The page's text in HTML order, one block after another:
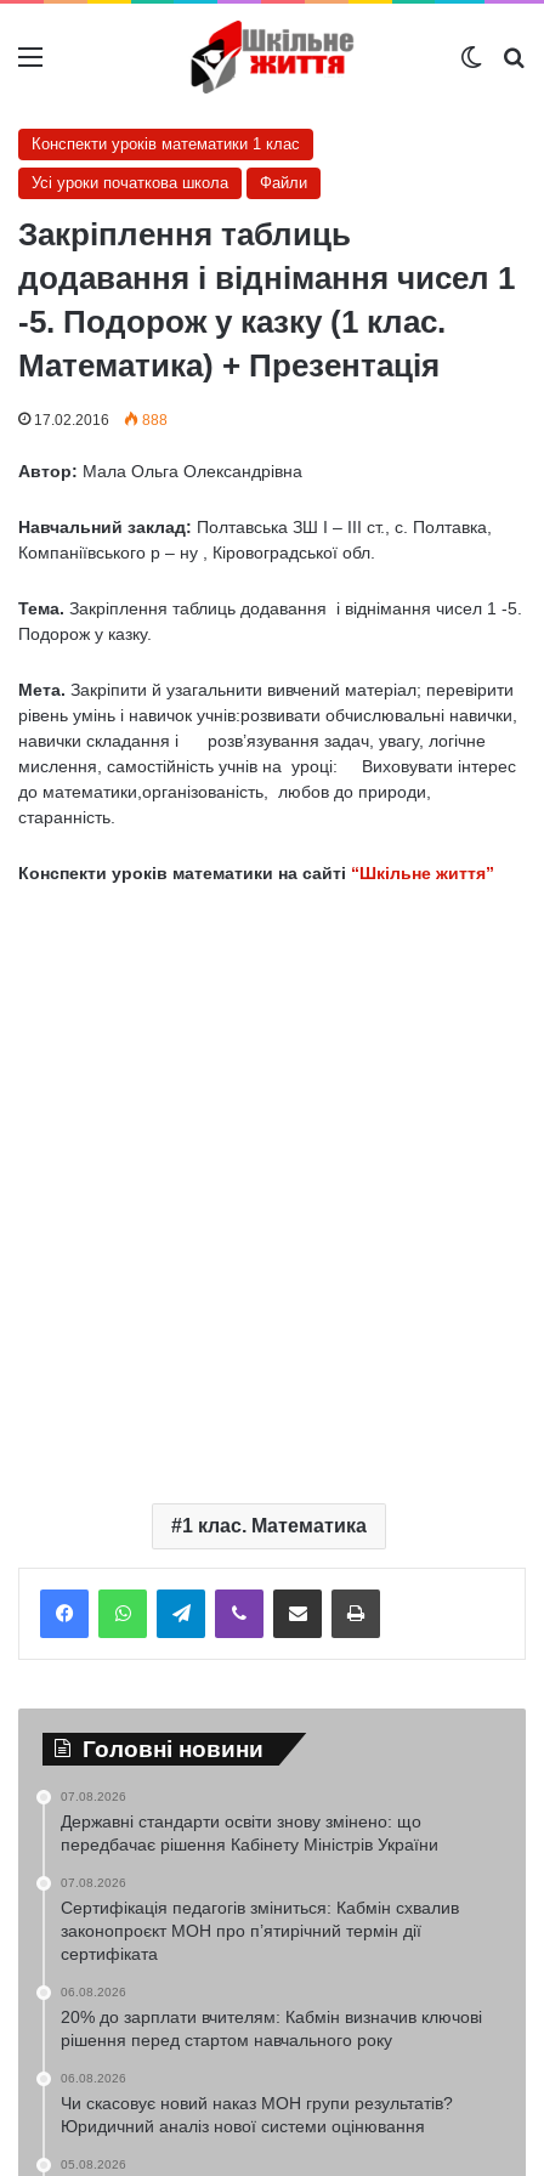
Меню
Конспекти уроків математики 1 клас
Усі уроки початкова школа Файли
Закріплення таблиць
додавання і віднімання чисел 1
-5. Подорож у казку (1 клас.
Математика) + Презентація
17.02.2016 888
Автор: Мала Ольга Олександрівна
Навчальний заклад: Полтавська ЗШ І – ІІІ ст., с. Полтавка,
Компаніївського р – ну , Кіровоградської обл.
Тема. Закріплення таблиць додавання і віднімання чисел 1 -5.
Подорож у казку.
Мета. Закріпити й узагальнити вивчений матеріал; перевірити
рівень умінь і навичок учнів:розвивати обчислювальні навички,
навички складання і розв’язування задач, увагу, логічне
мислення, самостійність учнів на уроці: Виховувати інтерес
до математики,організованість, любов до природи,
старанність.
Конспекти уроків математики на сайті “Шкільне життя”
1 клас. Математика
TelegramViber Надіслати електронною поштоюНадрукувати
Головні новини
07.08.2026
Державні стандарти освіти знову змінено: що
передбачає рішення Кабінету Міністрів України
07.08.2026
Сертифікація педагогів зміниться: Кабмін схвалив
законопроєкт МОН про п’ятирічний термін дії
сертифіката
06.08.2026
20% до зарплати вчителям: Кабмін визначив ключові
рішення перед стартом навчального року
06.08.2026
Чи скасовує новий наказ МОН групи результатів?
Юридичний аналіз нової системи оцінювання
05.08.2026